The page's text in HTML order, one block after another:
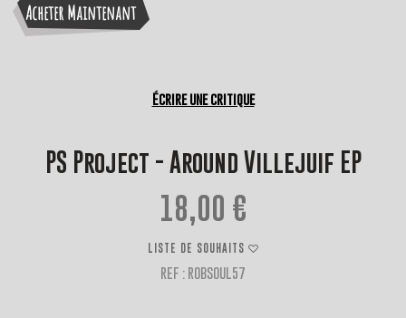
Acheter Maintenant
Écrire une critique
PS Project - Around Villejuif EP
18,00 €
LISTE DE SOUHAITS
REF : ROBSOUL57